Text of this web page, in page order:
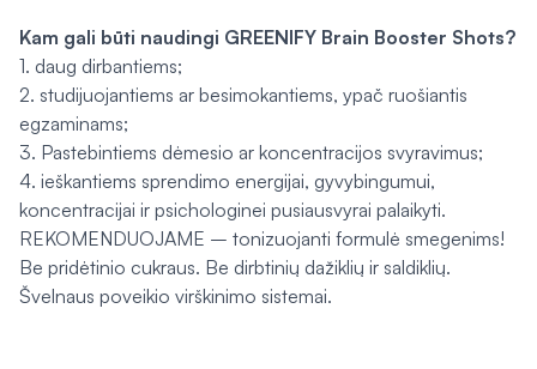
Kam gali būti naudingi GREENIFY Brain Booster Shots?
1. daug dirbantiems;
2. studijuojantiems ar besimokantiems, ypač ruošiantis
egzaminams;
3. Pastebintiems dėmesio ar koncentracijos svyravimus;
4. ieškantiems sprendimo energijai, gyvybingumui,
koncentracijai ir psichologinei pusiausvyrai palaikyti.
REKOMENDUOJAME – tonizuojanti formulė smegenims!
Be pridėtinio cukraus. Be dirbtinių dažiklių ir saldiklių.
Švelnaus poveikio virškinimo sistemai.